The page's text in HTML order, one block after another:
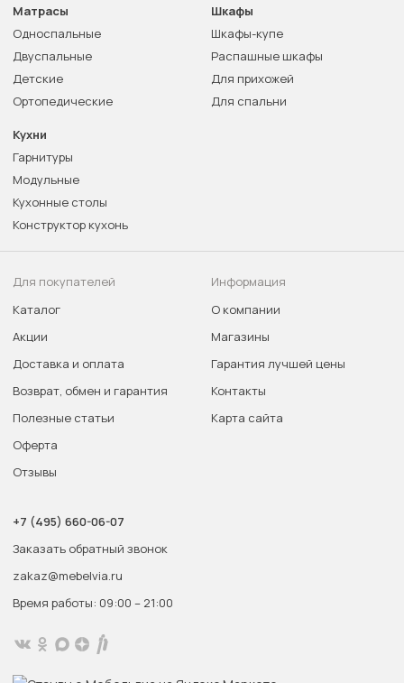
Матрасы
Односпальные
Двуспальные
Детские
Ортопедические
Шкафы
Шкафы-купе
Распашные шкафы
Для прихожей
Для спальни
Кухни
Гарнитуры
Модульные
Кухонные столы
Конструктор кухонь
Для покупателей
Каталог
Акции
Доставка и оплата
Возврат, обмен и гарантия
Полезные статьи
Оферта
Отзывы
Информация
О компании
Магазины
Гарантия лучшей цены
Контакты
Карта сайта
+7 (495) 660-06-07
Заказать обратный звонок
zakaz@mebelvia.ru
Время работы: 09:00 – 21:00